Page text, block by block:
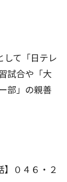
て「日テレ
試合や「大
部」の親善
０４６・２